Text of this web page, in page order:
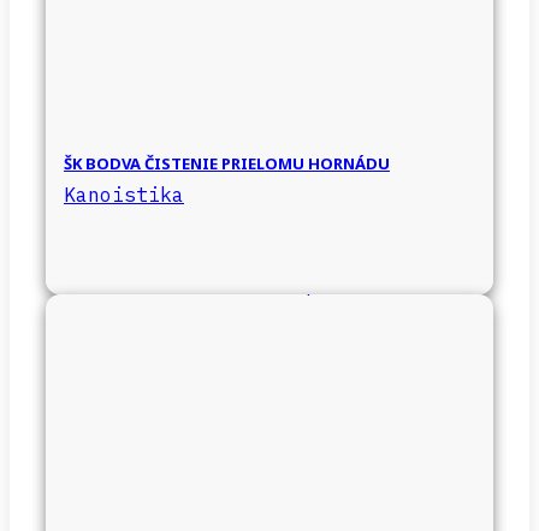
ŠK BODVA ČISTENIE PRIELOMU HORNÁDU
Kanoistika